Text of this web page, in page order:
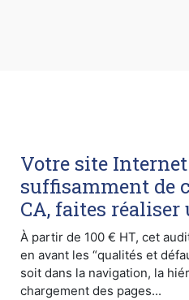
Votre site
suffisamment de
CA, faites
À partir de 100 € HT, cet
en avant les “qualités et
soit dans la navigation, la
chargement des pages...